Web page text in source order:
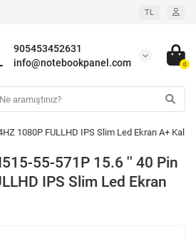
TL
905453452631
info@notebookpanel.com
0
1080P FULLHD IPS Slim Led Ekran A+ Kalite
55-571P 15.6 '' 40 Pin
IPS Slim Led Ekran